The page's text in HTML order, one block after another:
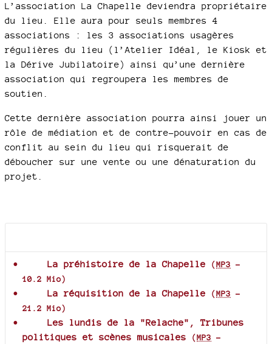
L’association La Chapelle deviendra propriétaire
du lieu. Elle aura pour seuls membres 4
associations : les 3 associations usagères
régulières du lieu (l’Atelier Idéal, le Kiosk et
la Dérive Jubilatoire) ainsi qu’une dernière
association qui regroupera les membres de
soutien.
Cette dernière association pourra ainsi jouer un
rôle de médiation et de contre-pouvoir en cas de
conflit au sein du lieu qui risquerait de
déboucher sur une vente ou une dénaturation du
projet.
La préhistoire de la Chapelle (MP3 -
10.2 Mio)
La réquisition de la Chapelle (MP3 -
21.2 Mio)
Les lundis de la "Relache", Tribunes
politiques et scènes musicales
(MP3 -